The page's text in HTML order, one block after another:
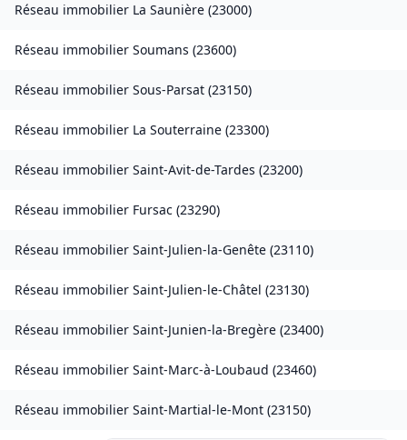
Réseau immobilier La Saunière (23000)
Réseau immobilier Soumans (23600)
Réseau immobilier Sous-Parsat (23150)
Réseau immobilier La Souterraine (23300)
Réseau immobilier Saint-Avit-de-Tardes (23200)
Réseau immobilier Fursac (23290)
Réseau immobilier Saint-Julien-la-Genête (23110)
Réseau immobilier Saint-Julien-le-Châtel (23130)
Réseau immobilier Saint-Junien-la-Bregère (23400)
Réseau immobilier Saint-Marc-à-Loubaud (23460)
Réseau immobilier Saint-Martial-le-Mont (23150)